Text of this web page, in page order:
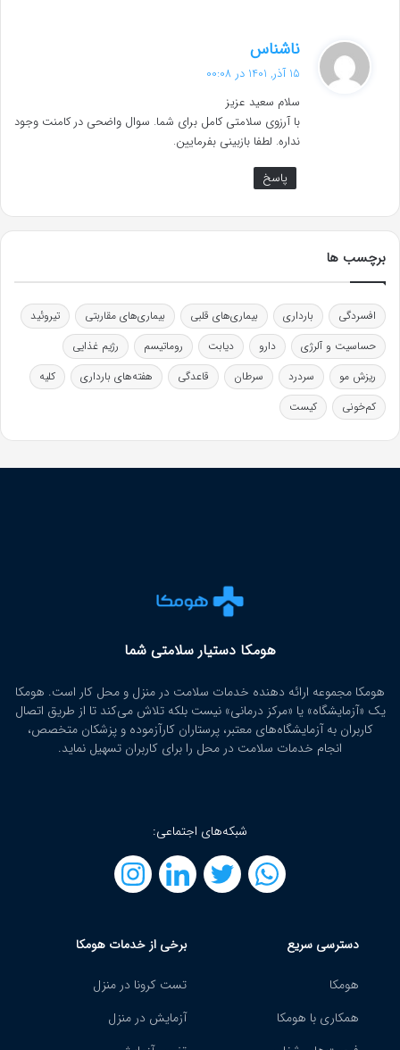
ناشناس
ف
15 آذر, 1401 در 00:08
سلام سعید عزیز
با آرزوی سلامتی کامل برای شما. سوال واضحی در کامنت وجود
نداره. لطفا بازبینی بفرمایین.
پاسخ
برچسب ها
افسردگی بارداری بیماری‌های قلبی بیماری‌های مقاربتی
تیروئید
حساسیت و آلرژی
دارو دیابت روماتیسم
رژیم غذایی
ریزش مو
سردرد سرطان قاعدگی هفته‌های بارداری
کلیه
کم‌خونی
کیست
هومکا دستیار سلامتی شما
هومکا مجموعه ارائه‌ دهنده خدمات سلامت در منزل و محل کار است. هومکا
یک «آزمایشگاه» یا «مرکز درمانی» نیست بلکه تلاش می‌کند تا از طریق اتصال
کاربران به آزمایشگاه‌های معتبر، پرستاران کارآزموده و پزشکان متخصص،
انجام خدمات سلامت در محل را برای کاربران تسهیل نماید.
شبکه‌های اجتماعی:
دسترسی سریع
هومکا
همکاری با هومکا
برخی از خدمات هومکا
تست کرونا در منزل
آزمایش در منزل